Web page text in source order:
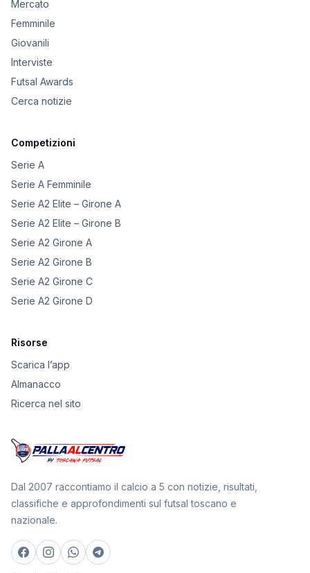
Mercato
Femminile
Giovanili
Interviste
Futsal Awards
Cerca notizie
Competizioni
Serie A
Serie A Femminile
Serie A2 Elite – Girone A
Serie A2 Elite – Girone B
Serie A2 Girone A
Serie A2 Girone B
Serie A2 Girone C
Serie A2 Girone D
Risorse
Scarica l’app
Almanacco
Ricerca nel sito
Dal 2007 raccontiamo il calcio a 5 con notizie, risultati,
classifiche e approfondimenti sul futsal toscano e
nazionale.